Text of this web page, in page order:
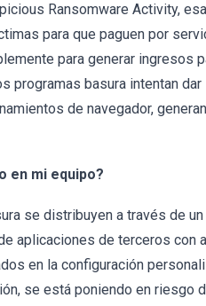
Ransomware Activity,
para que paguen por
para generar ingresos
programas basura intentan
de navegador,
en mi equipo?
se distribuyen a través de
aplicaciones de terceros con
en la configuración
se está poniendo en riesgo